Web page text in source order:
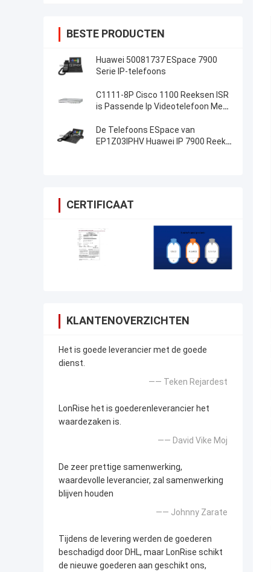
BESTE PRODUCTEN
Huawei 50081737 ESpace 7900
Serie IP-telefoons
C1111-8P Cisco 1100 Reeksen ISR
is Passende Ip Videotelefoon Met
De Telefoons ESpace van
EP1Z03IPHV Huawei IP 7900 Reeks
CERTIFICAAT
KLANTENOVERZICHTEN
Het is goede leverancier met de goede
dienst.
—— Teken Rejardest
LonRise het is goederenleverancier het
waardezaken is.
—— David Vike Moj
De zeer prettige samenwerking,
waardevolle leverancier, zal samenwerking
blijven houden
—— Johnny Zarate
Tijdens de levering werden de goederen
beschadigd door DHL, maar LonRise schikt
de nieuwe goederen aan geschikt ons,